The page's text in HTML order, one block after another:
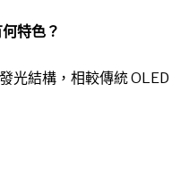
特色？
光結構，相較傳統